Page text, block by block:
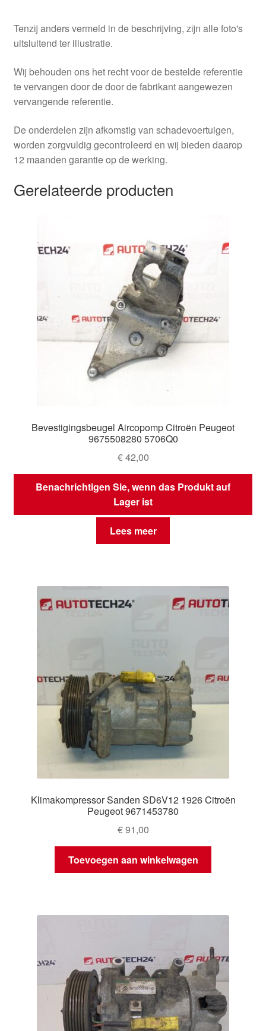
Tenzij anders vermeld in de beschrijving, zijn alle foto's
uitsluitend ter illustratie.
Wij behouden ons het recht voor de bestelde referentie
te vervangen door de door de fabrikant aangewezen
vervangende referentie.
De onderdelen zijn afkomstig van schadevoertuigen,
worden zorgvuldig gecontroleerd en wij bieden daarop
12 maanden garantie op de werking.
Gerelateerde producten
Bevestigingsbeugel Aircopomp Citroën Peugeot
9675508280 5706Q0
€42,00
Benachrichtigen Sie, wenn das Produkt auf
Lager ist
Lees meer
Klimakompressor Sanden SD6V12 1926 Citroën
Peugeot 9671453780
€91,00
Toevoegen aan winkelwagen